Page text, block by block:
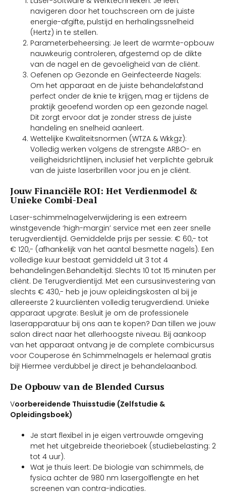
navigeren door het touchscreen om de juiste
energie-afgifte, pulstijd en herhalingssnelheid
(Hertz) in te stellen.
Parameterbeheersing: Je leert de warmte-opbouw
nauwkeurig controleren, afgestemd op de dikte
van de nagel en de gevoeligheid van de cliënt.
Oefenen op Gezonde en Geinfecteerde Nagels:
Om het apparaat en de juiste behandelafstand
perfect onder de knie te krijgen, mag er tijdens de
praktijk geoefend worden op een gezonde nagel.
Dit zorgt ervoor dat je zonder stress de juiste
handeling en snelheid aanleert.
Wettelijke Kwaliteitsnormen (WTZA & Wkkgz):
Volledig werken volgens de strengste ARBO- en
veiligheidsrichtlijnen, inclusief het verplichte gebruik
van de juiste laserbrillen voor jou en je cliënt.
Jouw Financiële ROI: Het Verdienmodel &
Unieke Combi-Deal
Laser-schimmelnagelverwijdering is een extreem
winstgevende ‘high-margin’ service met een zeer snelle
terugverdientijd. Gemiddelde prijs per sessie: € 60,- tot
€ 120,- (afhankelijk van het aantal besmette nagels). Een
volledige kuur bestaat gemiddeld uit 3 tot 4
behandelingen.Behandeltijd: Slechts 10 tot 15 minuten per
cliënt. De Terugverdientijd: Met een cursusinvestering van
slechts € 430,- heb je jouw opleidingskosten al bij je
allereerste 2 kuurcliënten volledig terugverdiend. Unieke
apparaat upgrate: Besluit je om de professionele
laserapparatuur bij ons aan te kopen? Dan tillen we jouw
salon direct naar het allerhoogste niveau. Bij aankoop
van het apparaat ontvang je de complete combicursus
voor Couperose én Schimmelnagels er helemaal gratis
bij! Hiermee verdubbel je direct je behandelaanbod.
De Opbouw van de Blended Cursus
Voorbereidende Thuisstudie (Zelfstudie &
Opleidingsboek)
Je start flexibel in je eigen vertrouwde omgeving
met het uitgebreide theorieboek (studiebelasting: 2
tot 4 uur).
Wat je thuis leert: De biologie van schimmels, de
fysica achter de 980 nm lasergolflengte en het
screenen van contra-indicaties.